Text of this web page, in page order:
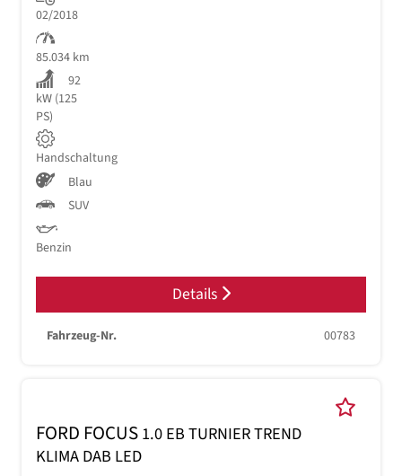
02/2018
85.034 km
92
kW (125
PS)
Handschaltung
Blau
SUV
Benzin
Details
Fahrzeug-Nr. 00783
FORD FOCUS1.0 EB TURNIER TREND
KLIMA DAB LED